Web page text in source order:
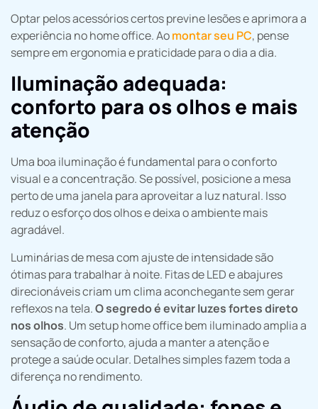
Optar pelos acessórios certos previne lesões e aprimora a
experiência no home office. Aomontar seu PC, pense
sempre em ergonomia e praticidade para o dia a dia.
Iluminação adequada:
conforto para os olhos e mais
atenção
Uma boa iluminação é fundamental para o conforto
visual e a concentração. Se possível, posicione a mesa
perto de uma janela para aproveitar a luz natural. Isso
reduz o esforço dos olhos e deixa o ambiente mais
agradável.
Luminárias de mesa com ajuste de intensidade são
ótimas para trabalhar à noite. Fitas de LED e abajures
direcionáveis criam um clima aconchegante sem gerar
reflexos na tela.O segredo é evitar luzes fortes direto
nos olhos. Um setup home office bem iluminado amplia a
sensação de conforto, ajuda a manter a atenção e
protege a saúde ocular. Detalhes simples fazem toda a
diferença no rendimento.